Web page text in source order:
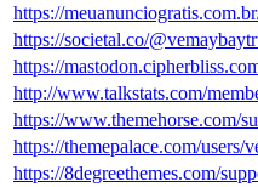
https://
https://societal.co/
https://
http://www.talkstats.com/
https://www.themehorse.com/
https://themepalace.com/users/
https://8degreethemes.com/